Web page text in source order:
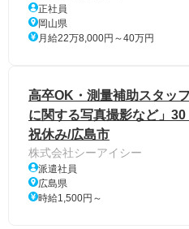
正社員
岡山県
月給22万8,000円～40万円
高卒OK・測量補助スタッ
に関する写真撮影など」
祝休み/広島市
株式会社シーアイシー
派遣社員
広島県
時給1,500円～